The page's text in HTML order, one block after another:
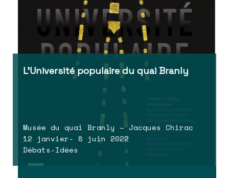
L’Université populaire du quai Branly
Musée du quai Branly – Jacques Chirac
12 janvier- 8 juin 2022
Débats-Idées